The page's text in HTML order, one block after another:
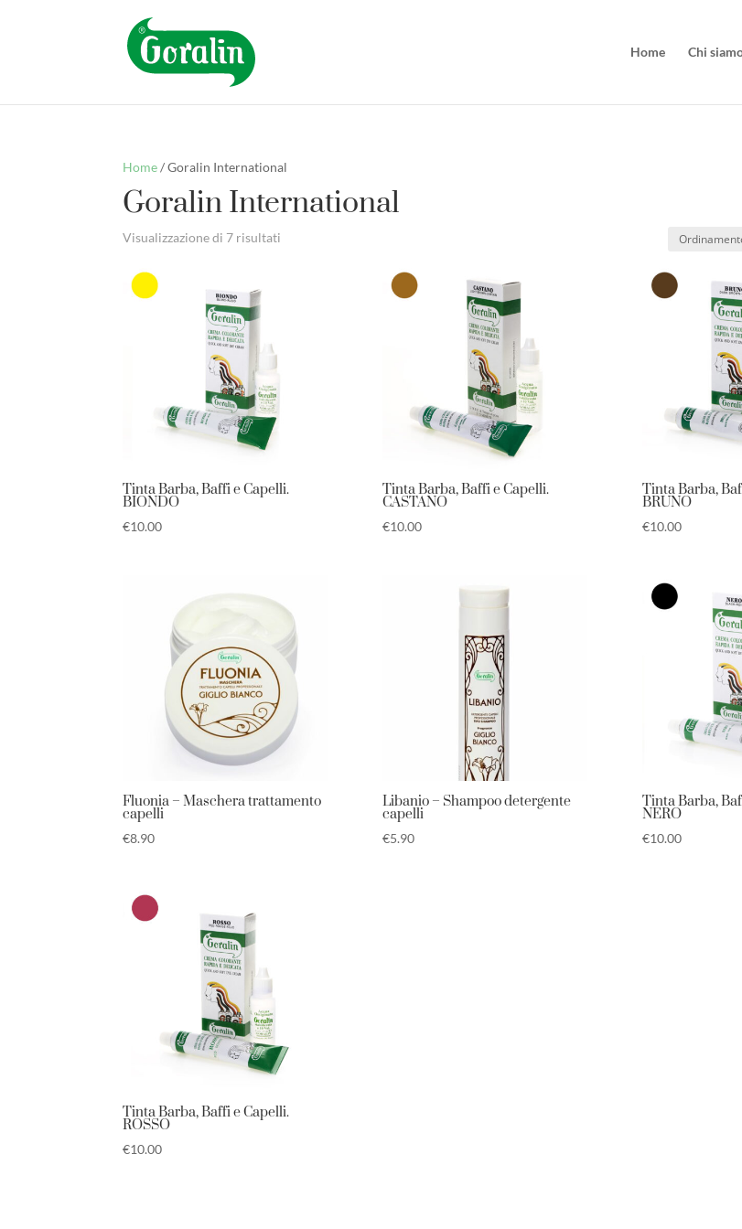
Home Chi
Home/ Goralin International
Goralin International
Visualizzazione di 7 risultati
Tinta Barba, Baffi e Capelli.
BIONDO
€10.00
Tinta Barba, Baffi e Capelli.
CASTANO
€10.00
Tinta Barba,
BRUNO
€10.00
Fluonia – Maschera trattamento
capelli
€8.90
Libanio – Shampoo detergente
capelli
€5.90
Tinta Barba,
NERO
€10.00
Tinta Barba, Baffi e Capelli.
ROSSO
€10.00